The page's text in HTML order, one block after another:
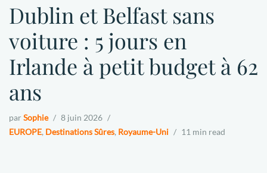
Dublin et Belfast sans
voiture : 5 jours en
Irlande à petit budget à 62
ans
par Sophie
8 juin 2026
EUROPE, Destinations Sûres, Royaume-Uni 11 min read